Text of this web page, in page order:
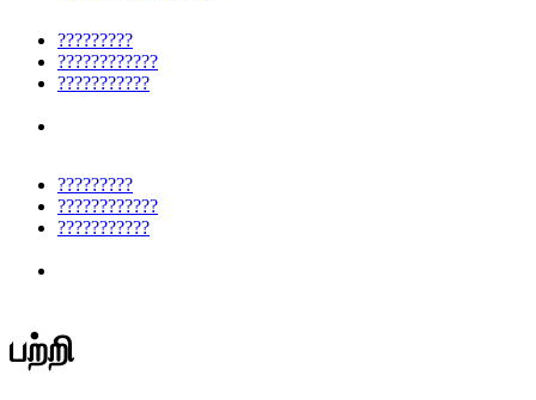
?????????
????????????
???????????
?????????
????????????
???????????
பற்றி